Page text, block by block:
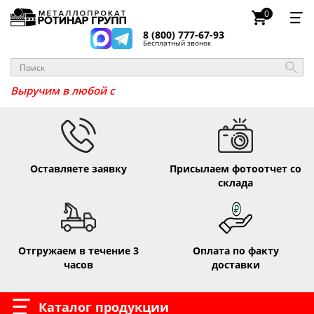
8 (800) 777-67-93
Бесплатный звонок
0
Выручим в любо
Оставляете заявку
Присылаем фотоотчет со
склада
Отгружаем в течение 3
часов
Оплата по факту
доставки
Каталог продукции